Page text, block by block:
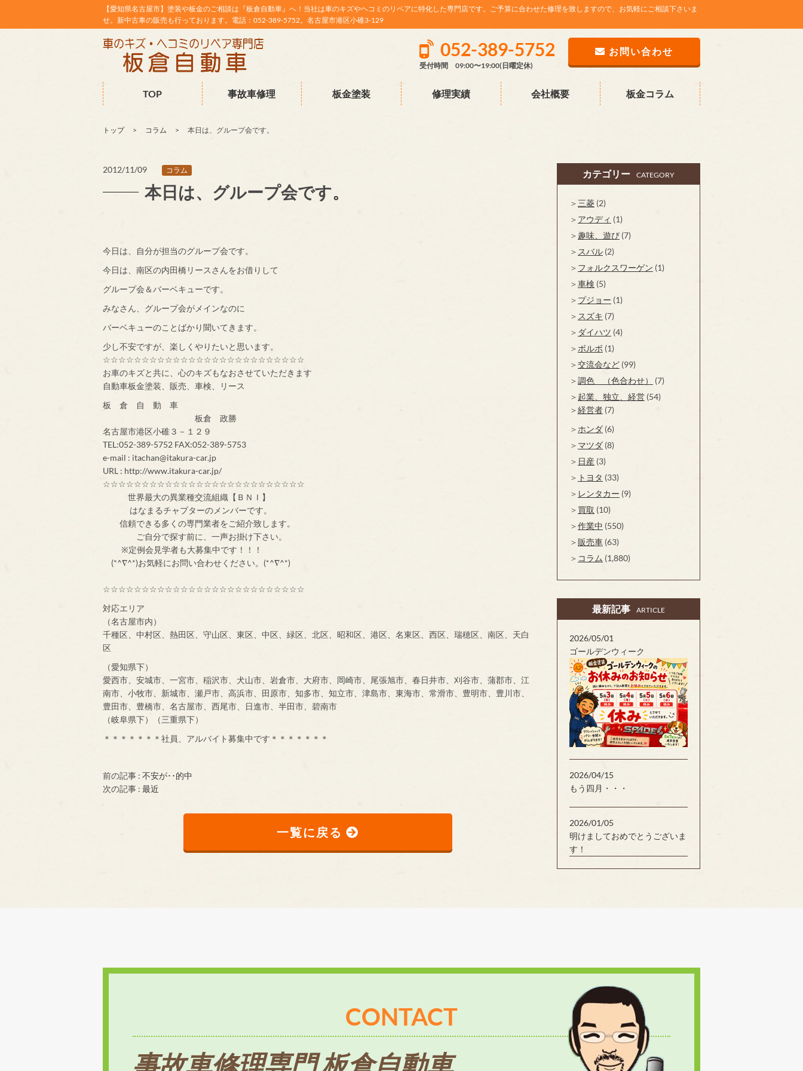
【愛知県名古屋市】塗装や板金のご相談は『板倉自動車』へ！当社は車のキズやヘコミのリペアに特化した専門店です。ご予算に合わせた修理を致しますので、お気軽にご相談下さいま
せ。新中古車の販売も行っております。電話：052-389-5752。名古屋市港区小碓3-129
052-389-5752
受付時間 09:00〜19:00(日曜定休)
お問い合わせ
TOP 事故車修理 板金塗装 修理実績 会社概要 板金コラム
トップ コラム 本日は、グループ会です。
2012/11/09 コラム
本日は、グループ会です。
今日は、自分が担当のグループ会です。
今日は、南区の内田橋リースさんをお借りして
グループ会＆バーベキューです。
みなさん、グループ会がメインなのに
バーベキューのことばかり聞いてきます。
少し不安ですが、楽しくやりたいと思います。
☆☆☆☆☆☆☆☆☆☆☆☆☆☆☆☆☆☆☆☆☆☆☆☆☆☆
お車のキズと共に、心のキズもなおさせていただきます
自動車板金塗装、販売、車検、リース
板 倉 自 動 車
板倉 政勝
名古屋市港区小碓３－１２９
TEL:052-389-5752 FAX:052-389-5753
e-mail : itachan@itakura-car.jp
URL : http://www.itakura-car.jp/
☆☆☆☆☆☆☆☆☆☆☆☆☆☆☆☆☆☆☆☆☆☆☆☆☆☆
世界最大の異業種交流組織【ＢＮＩ】
はなまるチャプターのメンバーです。
信頼できる多くの専門業者をご紹介致します。
ご自分で探す前に、一声お掛け下さい。
※定例会見学者も大募集中です！！！
(*^∇^*)お気軽にお問い合わせください。(*^∇^*)
☆☆☆☆☆☆☆☆☆☆☆☆☆☆☆☆☆☆☆☆☆☆☆☆☆☆
対応エリア
（名古屋市内）
千種区、中村区、熱田区、守山区、東区、中区、緑区、北区、昭和区、港区、名東区、西区、瑞穂区、南区、天白
区
（愛知県下）
愛西市、安城市、一宮市、稲沢市、犬山市、岩倉市、大府市、岡崎市、尾張旭市、春日井市、刈谷市、蒲郡市、江
南市、小牧市、新城市、瀬戸市、高浜市、田原市、知多市、知立市、津島市、東海市、常滑市、豊明市、豊川市、
豊田市、豊橋市、名古屋市、西尾市、日進市、半田市、碧南市
（岐阜県下）（三重県下）
＊＊＊＊＊＊＊社員、アルバイト募集中です＊＊＊＊＊＊＊
前の記事 : 不安が･･的中
次の記事 : 最近
一覧に戻る
カテゴリー CATEGORY
三菱 (2)
アウディ (1)
趣味、遊び (7)
スバル (2)
フォルクスワーゲン (1)
車検 (5)
プジョー (1)
スズキ (7)
ダイハツ (4)
ボルボ (1)
交流会など (99)
調色 （色合わせ）
(7)
起業、独立、経営 (54)
経営者 (7)
ホンダ (6)
マツダ (8)
日産 (3)
トヨタ (33)
レンタカー (9)
買取 (10)
作業中 (550)
販売車 (63)
コラム (1,880)
最新記事 ARTICLE
2026/05/01
ゴールデンウィーク
2026/04/15
もう四月・・・
2026/01/05
明けましておめでとうございま
す！
CONTACT
事故車修理専門 板倉自動車